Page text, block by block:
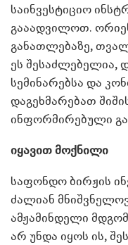
საინვესტიციო
გააადვილოთ.
განათლებაზე,
ეს შესაძლებელია,
სემინარებსა და
დაგეხმარებათ
ინფორმირებული
იყავით მოქნილი
საფონდო ბირჟის
ძალიან
ამჟამინდელი
არ უნდა იყოს ის,